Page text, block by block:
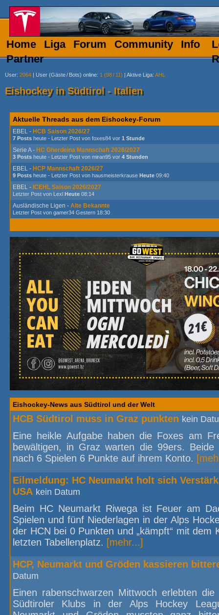
Home Liga Forum Community
Info
Partner
User: 2064 | User (Gäste/ Bots) online: 1 (98/ 11) | Aktive Liga: AHL
Eishockey in Südtirol - Italien
Aktuelle Threads aus dem Eishockey-Forum
EBEL - HCB Saison 2026/27
7 Posts heute - Letzter Post von foxes84 vor 1 Stunde
Serie A- HC Gherdeina Mannschaft 2026/2027
3 Posts heute - Letzter Post von miran95 vor 4 Stunden
EBEL - HCP Mannschaft 2026/27
9 Posts heute - Letzter Post von hausmeisterkrause Heute 09:40
EBEL - ICEHL Saison 2026/2027
Letzter Post von Lexl Heute 08:14
Ausländische Ligen - Alte Bekannte
Letzter Post von gamer34 Gestern 18:30
Eishockey-News aus Südtirol und der Welt
HCB Südtirol muss in Graz punkten kein
Eine heikle Aufgabe haben die Foxes am
bewältigen, in Graz warten die 99ers. Beide
nach 6 Spielen 6 Punkte auf ihrem Konto.
Eilmeldung: HC Neumarkt holt sich
USA kein Datum
Beim HC Neumarkt Riwega ist Feuer am
Spielen und fünf Niederlagen in der Alps
der HCN bei 0 Punkten und „kämpft“ mit dem
letzten Tabellenplatz. [mehr...]
HCP, Neumarkt und Gröden kassieren
Datum
Einen rabenschwarzen Mittwoch erlebten
Südtiroler Klubs in der Alps Hockey